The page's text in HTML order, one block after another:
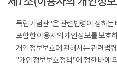
독립기념관"은 관련법령이 정하는
포함한 이용자의 개인정보를 보호
개인정보보호에 관해서는 관련법
"개인정보보호정책"에 정한 바에